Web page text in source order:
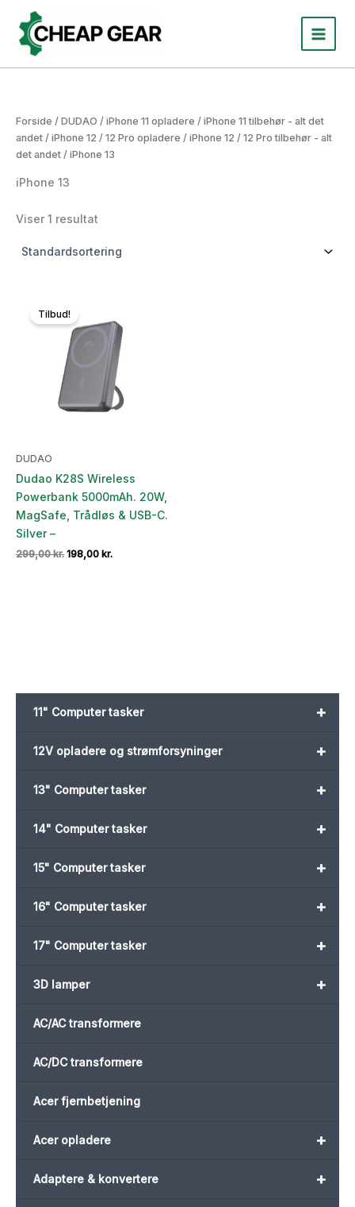
indholdet
+
11" Computer tasker
+
12V opladere og strømforsyninger
+
13" Computer tasker
+
14" Computer tasker
+
15" Computer tasker
+
16" Computer tasker
+
17" Computer tasker
+
3D lamper
AC/AC transformere
AC/DC transformere
Acer fjernbetjening
+
Acer opladere
+
Adaptere & konvertere
Forside / DUDAO / iPhone 11 opladere / iPhone 11 tilbehør - alt det
andet / iPhone 12 / 12 Pro opladere / iPhone 12 / 12 Pro tilbehør - alt
det andet / iPhone 13
iPhone 13
Viser 1 resultat
Tilbud!
DUDAO
Dudao K28S Wireless
Powerbank 5000mAh. 20W,
MagSafe, Trådløs & USB-C.
Silver –
299,00kr. Den
198,00 kr.Den